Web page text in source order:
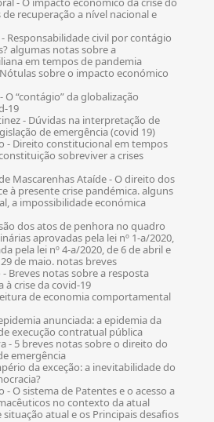
de recuperação a nível nacional e
Responsabilidade civil por contágio
algumas notas sobre a
em tempos de pandemia
sobre o impacto económico
“contágio” da globalização
19
- Dúvidas na interpretação de
de emergência (covid 19)
- Direito constitucional em tempos
sobreviver a crises
Mascarenhas Ataíde - O direito dos
à presente crise pandémica. alguns
a impossibilidade económica
dos atos de penhora no quadro
aprovadas pela lei nº 1-a/2020,
pela lei nº 4-a/2020, de 6 de abril e
de maio. notas breves
- Breves notas sobre a resposta
crise da covid-19
de economia comportamental
anunciada: a epidemia da
execução contratual pública
- 5 breves notas sobre o direito do
emergência
da exceção: a inevitabilidade do
- O sistema de Patentes e o acesso a
no contexto da atual
atual e os Principais desafios